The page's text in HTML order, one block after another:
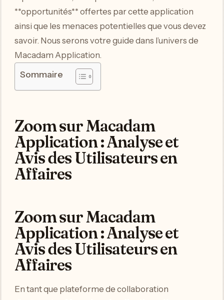
**opportunités** offertes par cette application
ainsi que les menaces potentielles que vous devez
savoir. Nous serons votre guide dans l’univers de
Macadam Application.
Sommaire
Zoom sur Macadam
Application : Analyse et
Avis des Utilisateurs en
Affaires
Zoom sur Macadam
Application : Analyse et
Avis des Utilisateurs en
Affaires
En tant que plateforme de collaboration